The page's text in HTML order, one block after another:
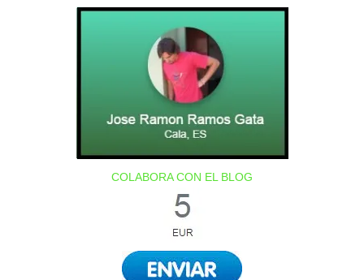
COLABORA CON EL BLOG